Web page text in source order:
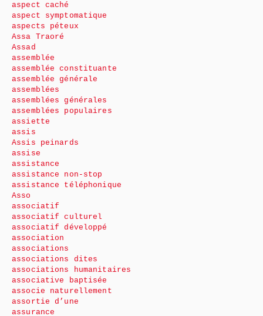
aspect caché
aspect symptomatique
aspects péteux
Assa Traoré
Assad
assemblée
assemblée constituante
assemblée générale
assemblées
assemblées générales
assemblées populaires
assiette
assis
Assis peinards
assise
assistance
assistance non-stop
assistance téléphonique
Asso
associatif
associatif culturel
associatif développé
association
associations
associations dites
associations humanitaires
associative baptisée
associe naturellement
assortie d’une
assurance